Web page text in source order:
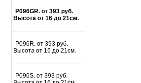
P096GR. от 393 руб.
Высота от 16 до 21см.
P096R. от 393 руб.
Высота от 16 до 21см.
P096S. от 393 руб.